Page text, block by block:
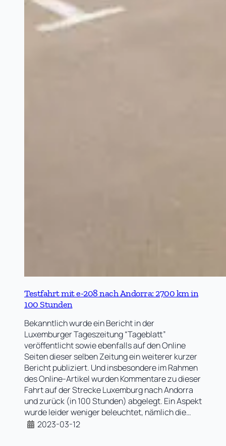
Testfahrt mit e-208 nach Andorra: 2700 km in
100 Stunden
Bekanntlich wurde ein Bericht in der
Luxemburger Tageszeitung “Tageblatt”
veröffentlicht sowie ebenfalls auf den Online
Seiten dieser selben Zeitung ein weiterer kurzer
Bericht publiziert. Und insbesondere im Rahmen
des Online-Artikel wurden Kommentare zu dieser
Fahrt auf der Strecke Luxemburg nach Andorra
und zurück (in 100 Stunden) abgelegt. Ein Aspekt
wurde leider weniger beleuchtet, nämlich die…
2023-03-12